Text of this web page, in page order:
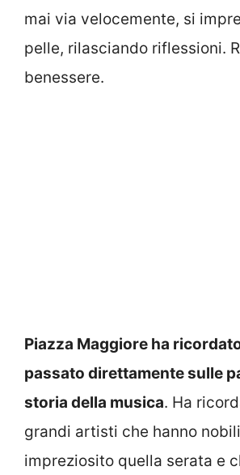
mai via velocemente, si
pelle, rilasciando riflessioni.
benessere.
Piazza Maggiore ha
passato direttamente sulle
storia della musica. Ha
grandi artisti che hanno
impreziosito quella serata e